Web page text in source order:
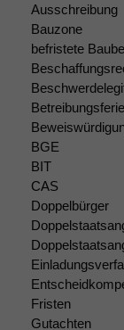
Ausschreibung
Bauzone
befristete
BGE
BIT
CAS
Doppelbürger
Fristen
Gutachten